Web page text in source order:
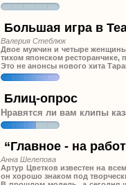
Большая игра в
Валерия Стеблюк
Двое мужчин и четыре
тихом японском
Это не анонсы нового хита
Блиц-опрос
Нравятся ли вам клипы
“Главное - на
Анна Шелепова
Артур Цветков известен на
он хорошо знаком под